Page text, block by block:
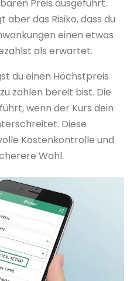
Preis ausgeführt.
aber das Risiko, dass du
einen etwas
als erwartet.
du einen Höchstpreis
zahlen bereit bist. Die
wenn der Kurs dein
Diese
Kostenkontrolle und
Wahl.